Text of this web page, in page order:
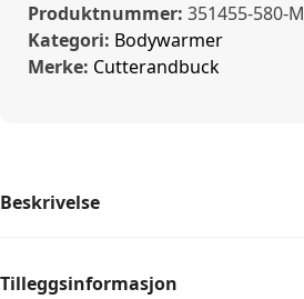
Produktnummer: 351455-580-M
Kategori: Bodywarmer
Merke: Cutterandbuck
Beskrivelse
Tilleggsinformasjon